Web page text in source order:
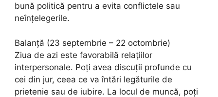
bună politică pentru a evita conflictele sau
neînțelegerile.
Balanță (23 septembrie – 22 octombrie)
Ziua de azi este favorabilă relațiilor
interpersonale. Poți avea discuții profunde cu
cei din jur, ceea ce va întări legăturile de
prietenie sau de iubire. La locul de muncă, poți